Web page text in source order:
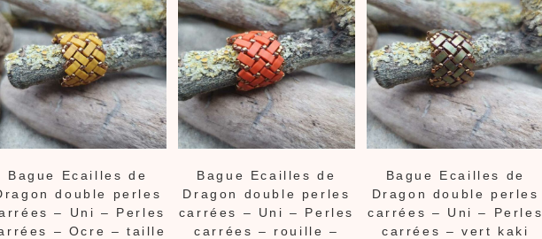
Bague Ecailles de
double perles
– Uni – Perles
– Ocre – taille
Bague Ecailles de
Dragon double perles
carrées – Uni – Perles
carrées – rouille –
Bague Ecailles de
Dragon double perles
carrées – Uni – Perles
carrées – vert kaki